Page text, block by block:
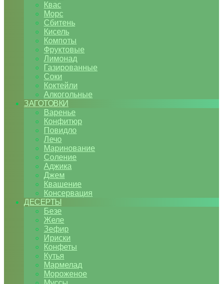
Квас
Морс
Сбитень
Кисель
Компоты
Фруктовые
Лимонад
Газированные
Соки
Коктейли
Алкогольные
ЗАГОТОВКИ
Варенье
Конфитюр
Повидло
Лечо
Маринование
Соление
Аджика
Джем
Квашение
Консервация
ДЕСЕРТЫ
Безе
Желе
Зефир
Ириски
Конфеты
Кутья
Мармелад
Мороженое